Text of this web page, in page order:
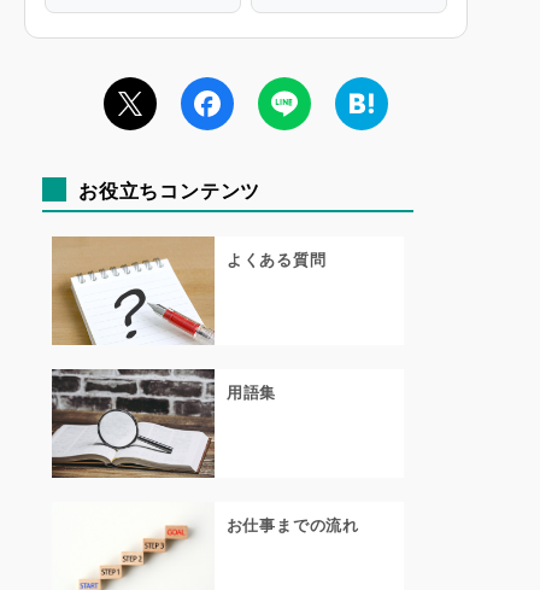
お役立ちコンテンツ
よくある質問
用語集
お仕事までの流れ